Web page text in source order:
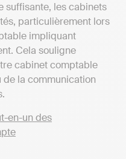
suffisante, les cabinets
particulièrement lors
impliquant
Cela souligne
cabinet comptable
la communication